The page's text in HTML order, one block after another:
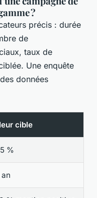
?
précis : durée
de
taux de
Une enquête
données
cible
%
an